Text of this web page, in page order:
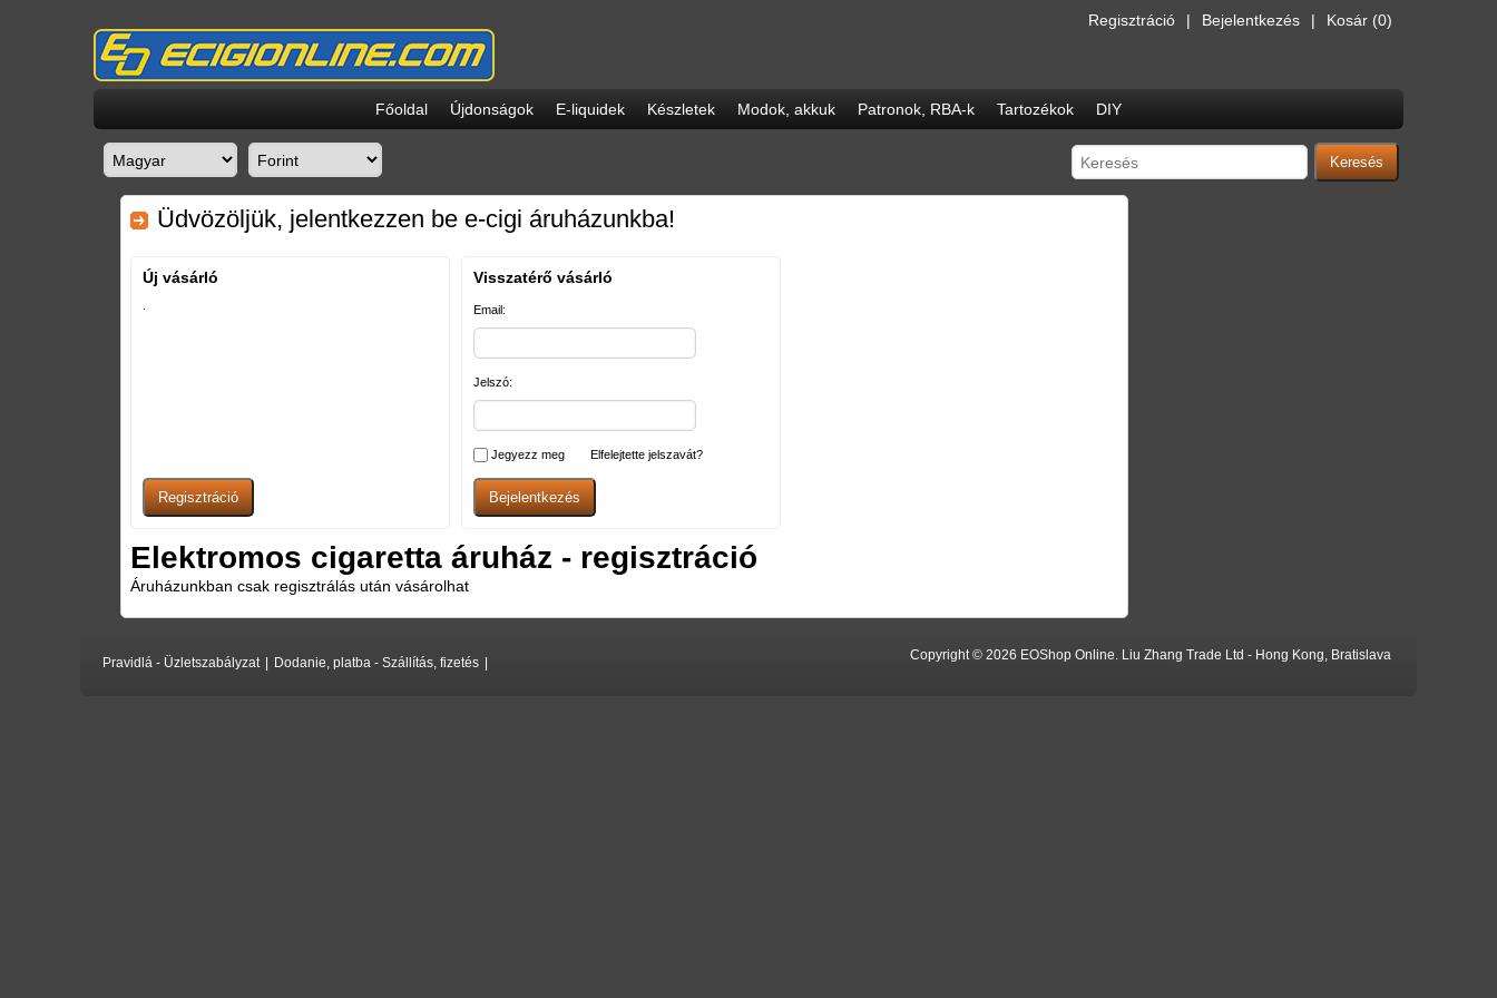
Regisztráció Bejelentkezés Kosár (0)
Főoldal Újdonságok E-liquidek Készletek Modok, akkuk Patronok, RBA-k Tartozékok DIY
Üdvözöljük, jelentkezzen be e-cigi áruházunkba!
Új vásárló Visszatérő vásárló
Email:
Jelszó:
Jegyezz meg Elfelejtette jelszavát?
Elektromos cigaretta áruház - regisztráció
Áruházunkban csak regisztrálás után vásárolhat
Pravidlá - Üzletszabályzat Dodanie, platba - Szállítás, fizetés Copyright © 2026 EOShop Online. Liu Zhang Trade Ltd - Hong Kong, Bratislava